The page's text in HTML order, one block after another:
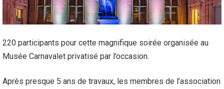
220 participants pour cette magnifique soirée organisée au
Musée Carnavalet privatisé par l’occasion.
Après presque 5 ans de travaux, les membres de l’association